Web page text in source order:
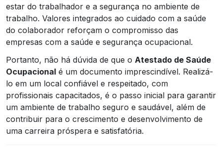
estar do trabalhador e a segurança no ambiente de
trabalho. Valores integrados ao cuidado com a saúde
do colaborador reforçam o compromisso das
empresas com a saúde e segurança ocupacional.
Portanto, não há dúvida de que o Atestado de Saúde
Ocupacional é um documento imprescindível. Realizá-
lo em um local confiável e respeitado, com
profissionais capacitados, é o passo inicial para garantir
um ambiente de trabalho seguro e saudável, além de
contribuir para o crescimento e desenvolvimento de
uma carreira próspera e satisfatória.